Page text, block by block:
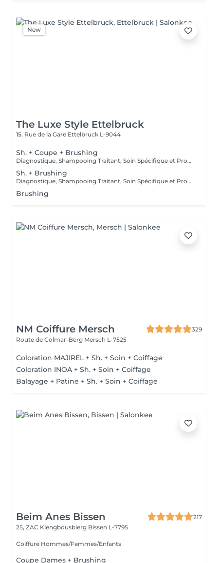
New
The Luxe Style Ettelbruck
15, Rue de la Gare Ettelbruck L-9044
Sh. + Coupe + Brushing
Diagnostique, Shampooing Traitant, Soin Spécifique et Produits Coiffants inclus
Sh. + Brushing
Diagnostique, Shampooing Traitant, Soin Spécifique et Produits Coiffants inclus
Brushing
NM Coiffure Mersch
329
Route de Colmar-Berg Mersch L-7525
Coloration MAJIREL + Sh. + Soin + Coiffage
Coloration INOA + Sh. + Soin + Coiffage
Balayage + Patine + Sh. + Soin + Coiffage
Beim Anes Bissen
217
25, ZAC Klengbousbierg Bissen L-7795
Coiffure Hommes/Femmes/Enfants
Coupe Dames + Brushing